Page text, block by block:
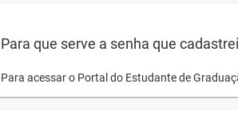
Para que serve a senha que
Para acessar o Portal do Estudante de